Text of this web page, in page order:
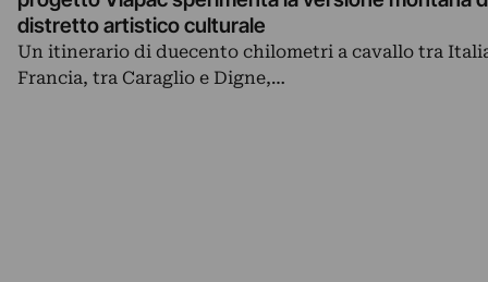
distretto artistico culturale
Un itinerario di duecento chilometri a cavallo tra
Francia, tra Caraglio e Digne,…